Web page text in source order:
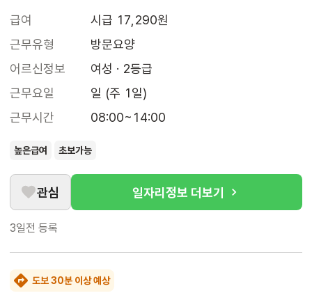
급여
시급 17,290원
근무유형
방문요양
어르신정보
여성 · 2등급
근무요일
일 (주 1일)
근무시간
08:00~14:00
높은급여 초보가능
관심 일자리정보 더보기
3일전 등록
도보 30분 이상 예상